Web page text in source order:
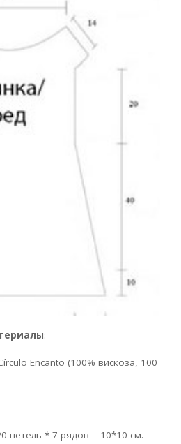
:
Encanto (100% вискоза, 100
петель * 7 рядов = 10*10 см.